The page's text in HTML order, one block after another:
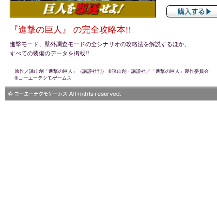
『進撃の巨人』 の完全攻略本!!
進撃モード、壁外調査モードの全シナリオの攻略法を解説するほか、
すべての装備のデータを掲載!!
原作／諫山創「進撃の巨人」（講談社刊） ©諫山創・講談社／「進撃の巨人」製作委員会
©コーエーテクモゲームス